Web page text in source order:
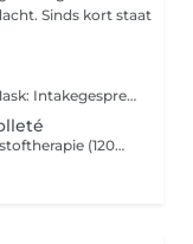
Sinds kort staat
Behandeling Rejuvenate + Peeling + Eye Mask: Intakegesprek + insluizen serum met zuurstoftherapie (105 min)
Intakegesprek + insluizen serum met zuurstoftherapie (120min)